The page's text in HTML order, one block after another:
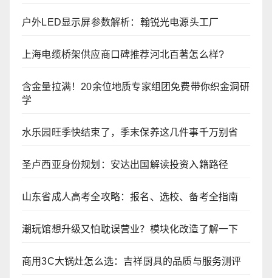
户外LED显示屏参数解析：翰锐光电源头工厂
上海电缆桥架供应商口碑推荐河北百著怎么样?
含金量拉满！20余位地质专家组团免费带你织金洞研
学
水乐园旺季快结束了，季末保养这几件事千万别省
圣卢西亚身份规划：安达出国解读投资入籍路径
山东省成人高考全攻略：报名、选校、备考全指南
潮玩馆想升级又怕耽误营业？模块化改造了解一下
商用3C大锅灶怎么选：吉祥厨具的品质与服务测评